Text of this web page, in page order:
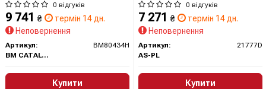
0 відгуків
9 741 ₴
термін 14 дн.
Неповернення
Артикул:
BM80434H
BM CATALYSTS
Купити
0 відгуків
7 271 ₴
термін 14 дн.
Неповернення
Артикул:
21777D
AS-PL
Купити